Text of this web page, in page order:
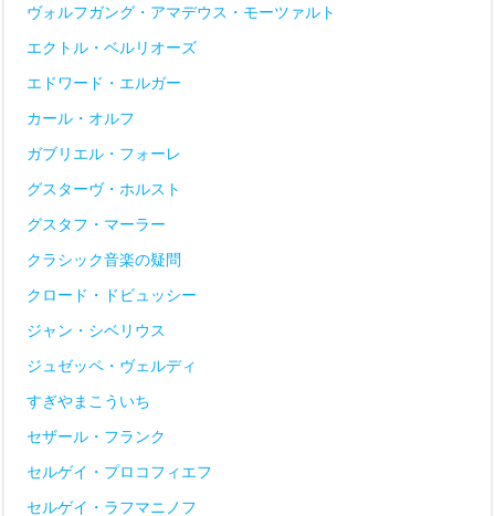
ヴォルフガング・アマデウス・モーツァルト
エクトル・ベルリオーズ
エドワード・エルガー
カール・オルフ
ガブリエル・フォーレ
グスターヴ・ホルスト
グスタフ・マーラー
クラシック音楽の疑問
クロード・ドビュッシー
ジャン・シベリウス
ジュゼッペ・ヴェルディ
すぎやまこういち
セザール・フランク
セルゲイ・プロコフィエフ
セルゲイ・ラフマニノフ